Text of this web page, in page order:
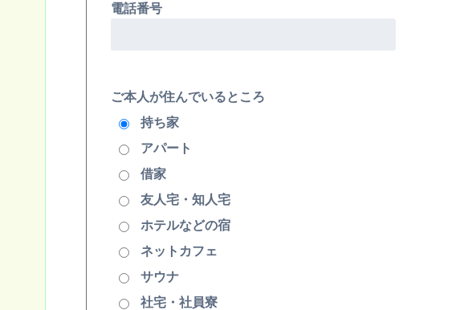
電話番号
ご本人が住んでいるところ
持ち家
アパート
借家
友人宅・知人宅
ホテルなどの宿
ネットカフェ
サウナ
社宅・社員寮